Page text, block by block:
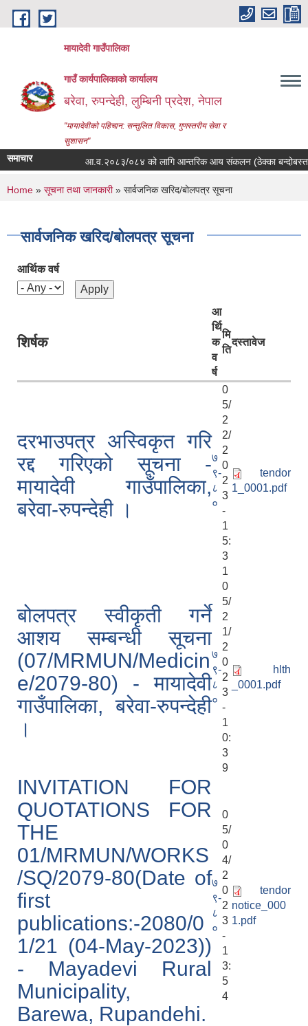
Skip to main content
मायादेवी गाउँपालिका
गाउँ कार्यपालिकाको कार्यालय
बरेवा, रुपन्देही, लुम्बिनी प्रदेश, नेपाल
"मायादेवीको पहिचान: सन्तुलित विकास, गुणस्तरीय सेवा र
सुशासन"
समाचार आ.व.२०८३/०८४ को लागि आन्तरिक आय संकलन (ठेक्का बन्दोबस्त)
You are here
Home » सूचना तथा जानकारी» सार्वजनिक खरिद/बोलपत्र सूचना
सार्वजनिक खरिद/बोलपत्र सूचना
आर्थिक वर्ष
शिर्षक
आ
र्थि
क
व
र्ष
मि
ति
दस्तावेज
दरभाउपत्र अस्विकृत गरि
रद्द गरिएको सूचना -
मायादेवी गाउँपालिका,
बरेवा-रुपन्देही ।
७
९-
८
०
0
5/
2
2/
2
0
2
3
-
1
5:
3
1
tendor
1_0001.pdf
बोलपत्र स्वीकृती गर्ने
आशय सम्बन्धी सूचना
(07/MRMUN/Medicin
e/2079-80) - मायादेवी
गाउँपालिका, बरेवा-रुपन्देही
।
७
९-
८
०
0
5/
2
1/
2
0
2
3
-
1
0:
3
9
hlth
_0001.pdf
INVITATION FOR
QUOTATIONS FOR
THE
01/MRMUN/WORKS
/SQ/2079-80(Date of
first
publications:-2080/0
1/21 (04-May-2023))
- Mayadevi Rural
Municipality,
Barewa, Rupandehi.
७
९-
८
०
0
5/
0
4/
2
0
2
3
-
1
3:
5
4
tendor
notice_000
1.pdf